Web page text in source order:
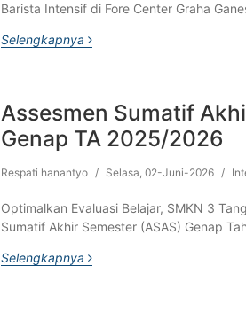
Barista Intensif di Fore Center Graha
Selengkapnya
Assesmen Sumatif
Genap TA 2025/2026
Respati hanantyo / Selasa, 02-Juni-2026 /
Optimalkan Evaluasi Belajar, SMKN 3
Sumatif Akhir Semester (ASAS) Genap
Selengkapnya